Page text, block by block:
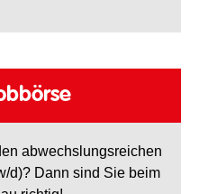
abwechslungsreichen
d)? Dann sind Sie beim